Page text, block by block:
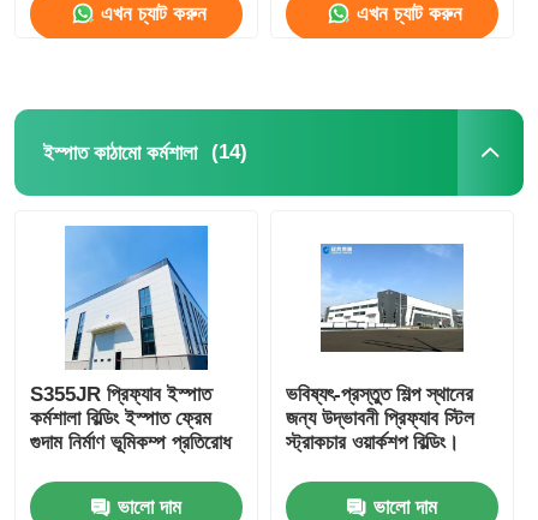
এখন চ্যাট করুন এখন চ্যাট করুন
ইস্পাত কাঠামো কর্মশালা (14)
S355JR প্রিফ্যাব ইস্পাত
কর্মশালা বিল্ডিং ইস্পাত ফ্রেম
গুদাম নির্মাণ ভূমিকম্প প্রতিরোধ
ভালো দাম
ভবিষ্যৎ-প্রস্তুত শিল্প স্থানের
জন্য উদ্ভাবনী প্রিফ্যাব স্টিল
স্ট্রাকচার ওয়ার্কশপ বিল্ডিং।
ভালো দাম